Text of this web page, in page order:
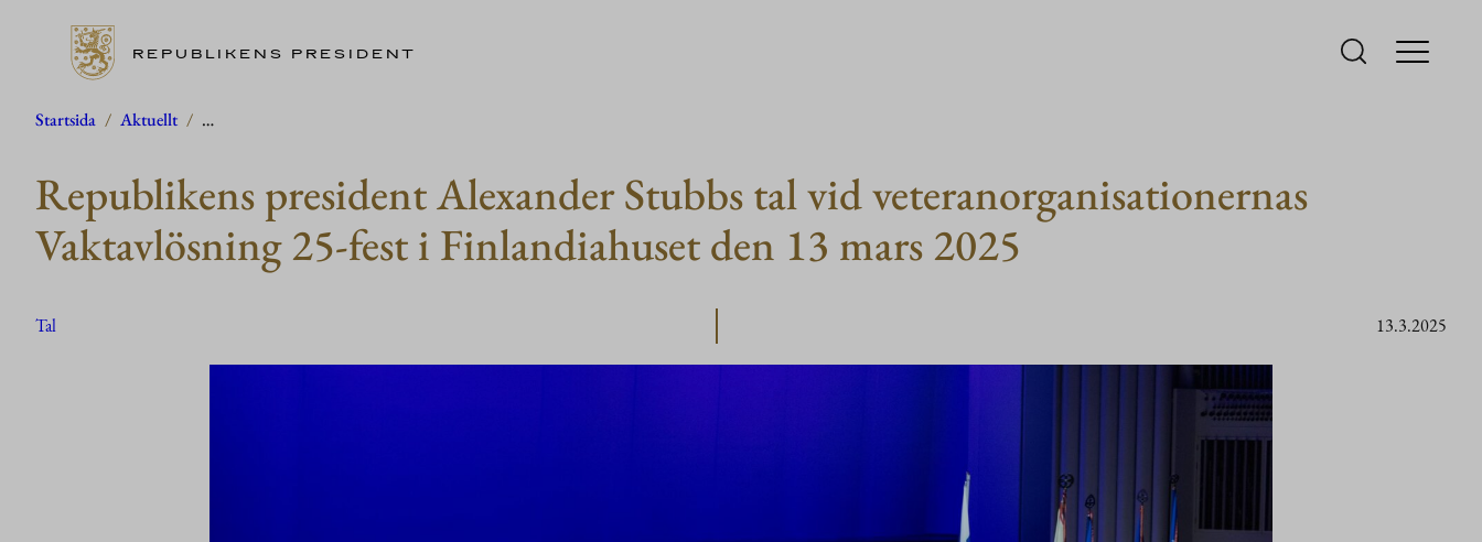
Hoppa
innehåll
REPUBLIKENS PRESIDENT
Startsida / Aktuellt / …
Republikens president Alexander Stubbs tal vid veteranorganisationernas
Vaktavlösning 25-fest i Finlandiahuset den 13 mars 2025
Tal 13.3.2025